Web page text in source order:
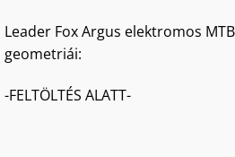
Leader Fox Argus elektromos
geometriái:
-FELTÖLTÉS ALATT-